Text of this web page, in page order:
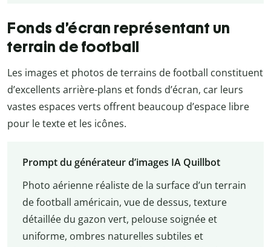
Fonds d’écran représentant un
terrain de football
Les images et photos de terrains de football constituent
d’excellents arrière-plans et fonds d’écran, car leurs
vastes espaces verts offrent beaucoup d’espace libre
pour le texte et les icônes.
Prompt du générateur d’images IA Quillbot
Photo aérienne réaliste de la surface d’un terrain
de football américain, vue de dessus, texture
détaillée du gazon vert, pelouse soignée et
uniforme, ombres naturelles subtiles et